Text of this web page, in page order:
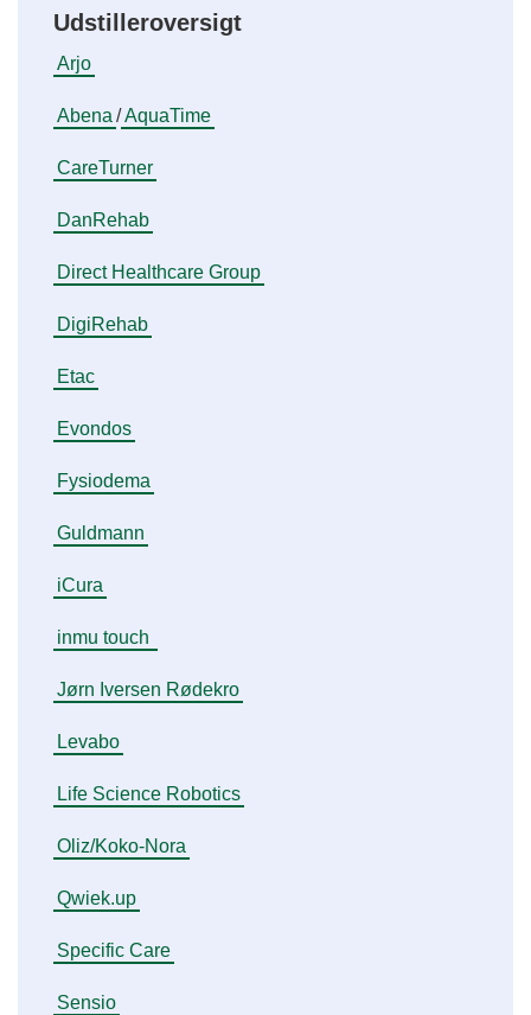
Udstilleroversigt
Arjo
Abena/AquaTime
CareTurner
DanRehab
Direct Healthcare Group
DigiRehab
Etac
Evondos
Fysiodema
Guldmann
iCura
inmu touch
Jørn Iversen Rødekro
Levabo
Life Science Robotics
Oliz/Koko-Nora
Qwiek.up
Specific Care
Sensio